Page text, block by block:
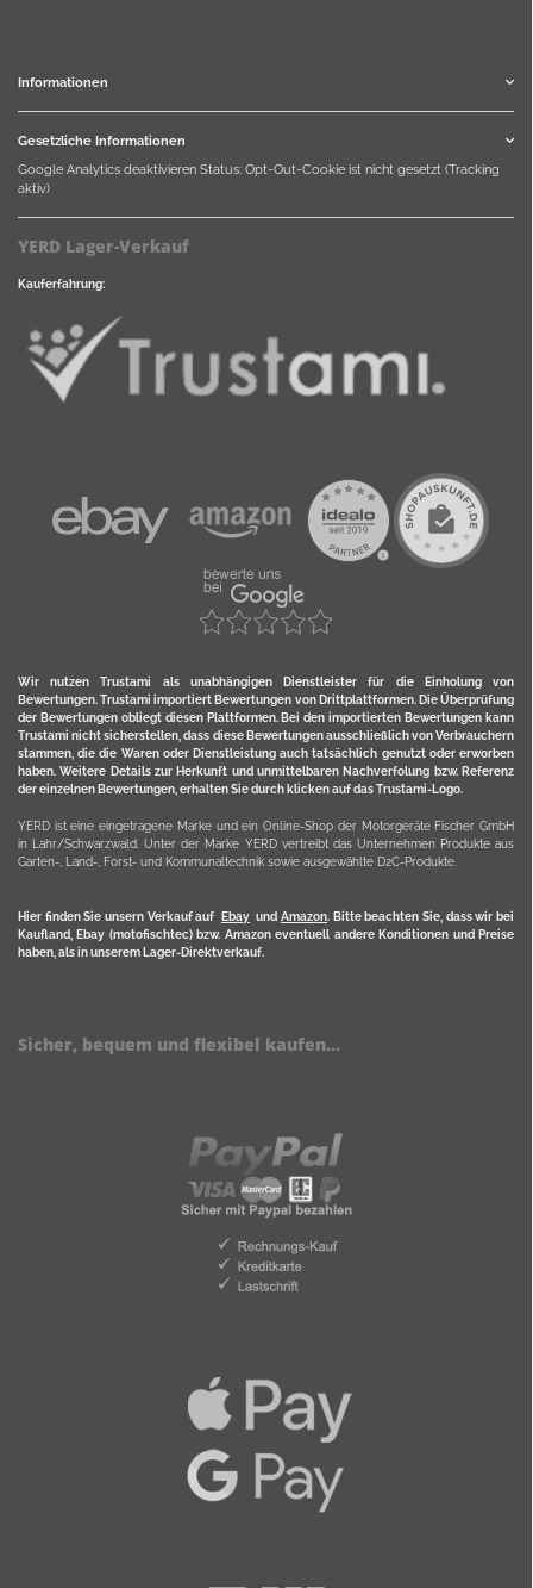
Informationen
Gesetzliche Informationen
Google Analytics deaktivieren Status: Opt-Out-Cookie ist nicht gesetzt (Tracking
aktiv)
YERD Lager-Verkauf
Kauferfahrung:
Wir nutzen Trustami als unabhängigen Dienstleister für die Einholung von
Bewertungen. Trustami importiert Bewertungen von Drittplattformen. Die Überprüfung
der Bewertungen obliegt diesen Plattformen. Bei den importierten Bewertungen kann
Trustami nicht sicherstellen, dass diese Bewertungen ausschließlich von Verbrauchern
stammen, die die Waren oder Dienstleistung auch tatsächlich genutzt oder erworben
haben. Weitere Details zur Herkunft und unmittelbaren Nachverfolung bzw. Referenz
der einzelnen Bewertungen, erhalten Sie durch klicken auf das Trustami-Logo.
YERD ist eine eingetragene Marke und ein Online-Shop der Motorgeräte Fischer GmbH
in Lahr/Schwarzwald. Unter der Marke YERD vertreibt das Unternehmen Produkte aus
Garten-, Land-, Forst- und Kommunaltechnik sowie ausgewählte D2C-Produkte.
Hier finden Sie unsern Verkauf auf Ebayund Amazon. Bitte beachten Sie, dass wir bei
Kaufland, Ebay (motofischtec) bzw. Amazon eventuell andere Konditionen und Preise
haben, als in unserem Lager-Direktverkauf.
Sicher, bequem und flexibel kaufen...